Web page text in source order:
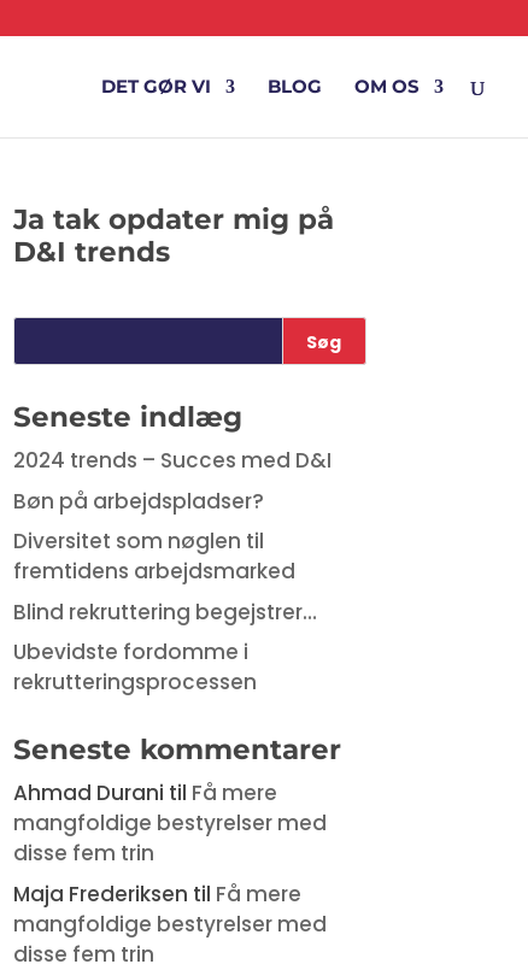
DET GØR VI BLOG OM OS
Ja tak opdater mig på
D&I trends
Seneste indlæg
2024 trends – Succes med D&I
Bøn på arbejdspladser?
Diversitet som nøglen til
fremtidens arbejdsmarked
Blind rekruttering begejstrer…
Ubevidste fordomme i
rekrutteringsprocessen
Seneste kommentarer
Ahmad Durani til Få mere
mangfoldige bestyrelser med
disse fem trin
Maja Frederiksen til Få mere
mangfoldige bestyrelser med
disse fem trin